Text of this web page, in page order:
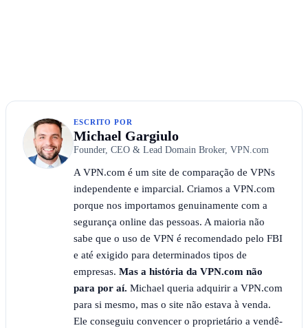
ESCRITO POR
Michael Gargiulo
Founder, CEO & Lead Domain Broker, VPN.com
A VPN.com é um site de comparação de VPNs
independente e imparcial. Criamos a VPN.com
porque nos importamos genuinamente com a
segurança online das pessoas. A maioria não
sabe que o uso de VPN é recomendado pelo FBI
e até exigido para determinados tipos de
empresas. Mas a história da VPN.com não
para por aí. Michael queria adquirir a VPN.com
para si mesmo, mas o site não estava à venda.
Ele conseguiu convencer o proprietário a vendê-